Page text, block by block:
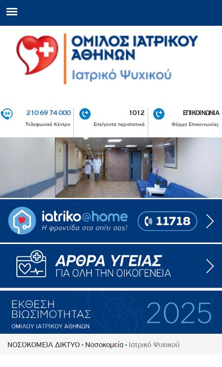
210 69 74 000
Τηλεφωνικό Κέντρο
1012
Επείγοντα περιστατικά
ΕΠΙΚΟΙΝΩΝΙΑ
Φόρμα Επικοινωνίας
ΝΟΣΟΚΟΜΕΙΑ ΔΙΚΤΥΟ Νοσοκομεία Ιατρικό Ψυχικού